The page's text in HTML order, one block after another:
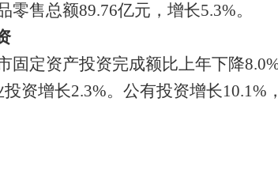
零售总额89.76亿元，增长5.3%。
固定资产投资完成额比上年下降
资增长2.3%。 公有投资增长10.1%